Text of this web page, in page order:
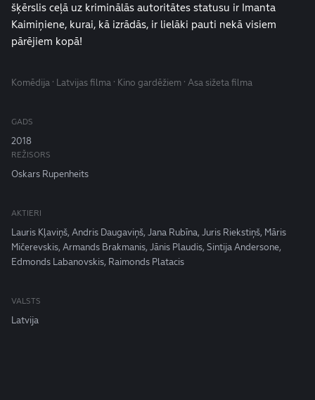
šķērslis ceļā uz kriminālās autoritātes statusu ir Imanta
Kaimiņiene, kurai, kā izrādās, ir lielāki pauti nekā visiem
pārējiem kopā!
Komēdija · Latvijas filma · Kino gardēžiem · Asa sižeta filma
GADS
2018
REŽISORS
Oskars Rupenheits
AKTIERI
Lauris Kļaviņš, Andris Daugaviņš, Jana Rubīna, Juris Riekstiņš, Māris
Mičerevskis, Armands Brakmanis, Jānis Plaudis, Sintija Andersone,
Edmonds Labanovskis, Raimonds Platacis
VALSTS
Latvija